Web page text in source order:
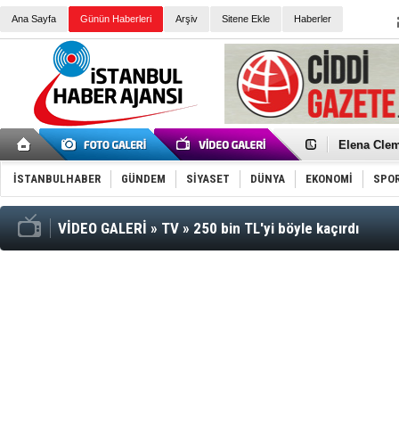
Ana Sayfa Günün Haberleri Arşiv Sitene Ekle Haberler
Elena
Düşük
Türk
Töreninde
İkinci El
Guguk
Sneaker
İSTANBULHABER GÜNDEM SİYASET DÜNYA EKONOMİ
VİDEO GALERİ » TV » 250 bin TL'yi böyle kaçırdı